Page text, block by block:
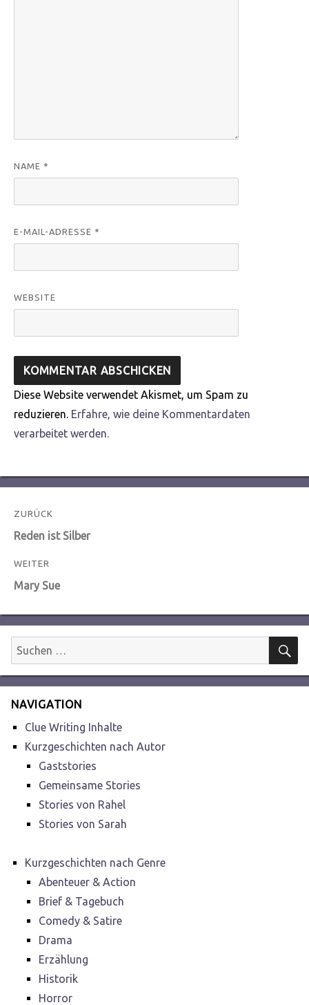
NAME *
E-MAIL-ADRESSE *
WEBSITE
Diese Website verwendet Akismet, um Spam zu
reduzieren. Erfahre, wie deine Kommentardaten
verarbeitet werden.
Beitragsnavigation
ZURÜCK
Vorheriger
Reden ist Silber
WEITER
Nächster
Mary Sue
Suchen
nach:
NAVIGATION
Clue Writing Inhalte
Kurzgeschichten nach Autor
Gaststories
Gemeinsame Stories
Stories von Rahel
Stories von Sarah
Kurzgeschichten nach Genre
Abenteuer & Action
Brief & Tagebuch
Comedy & Satire
Drama
Erzählung
Historik
Horror